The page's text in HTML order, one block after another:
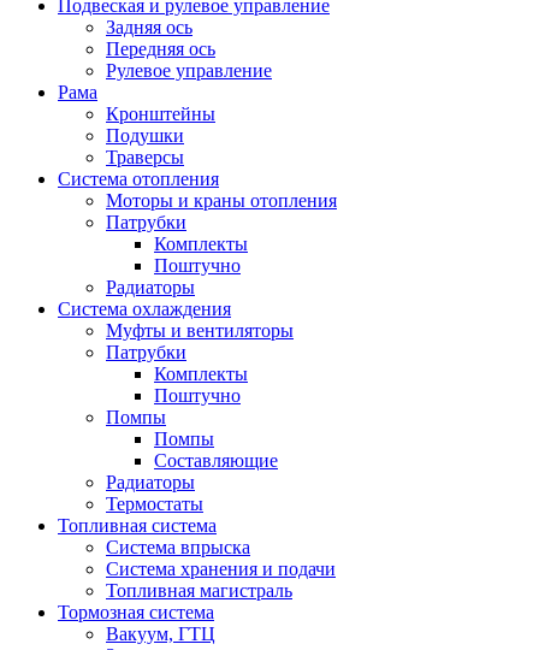
Подвеская и рулевое управление
Задняя ось
Передняя ось
Рулевое управление
Рама
Кронштейны
Подушки
Траверсы
Система отопления
Моторы и краны отопления
Патрубки
Комплекты
Поштучно
Радиаторы
Система охлаждения
Муфты и вентиляторы
Патрубки
Комплекты
Поштучно
Помпы
Помпы
Составляющие
Радиаторы
Термостаты
Топливная система
Система впрыска
Система хранения и подачи
Топливная магистраль
Тормозная система
Вакуум, ГТЦ